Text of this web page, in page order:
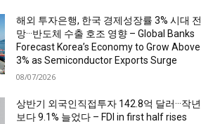
해외 투자은행, 한국 경제성장률 3% 시대 전
망···반도체 수출 호조 영향 – Global Banks
Forecast Korea’s Economy to Grow Above
3% as Semiconductor Exports Surge
08/07/2026
상반기 외국인직접투자 142.8억 달러···작년
보다 9.1% 늘었다 – FDI in first half rises